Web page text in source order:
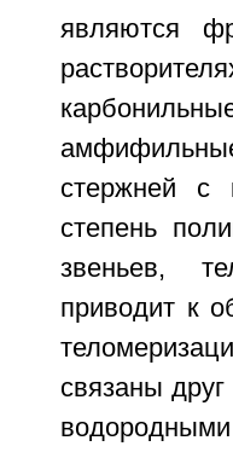
являются
стержней с
степень
звеньев,
приводит к
связаны